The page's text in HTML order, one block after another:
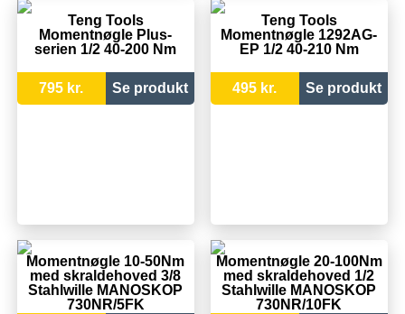
Teng Tools
Momentnøgle Plus-
serien 1/2 40-200 Nm
795 kr. Se produkt
Teng Tools
Momentnøgle 1292AG-
EP 1/2 40-210 Nm
495 kr. Se produkt
Momentnøgle 10-50Nm
med skraldehoved 3/8
Stahlwille MANOSKOP
730NR/5FK
Momentnøgle 20-100Nm
med skraldehoved 1/2
Stahlwille MANOSKOP
730NR/10FK